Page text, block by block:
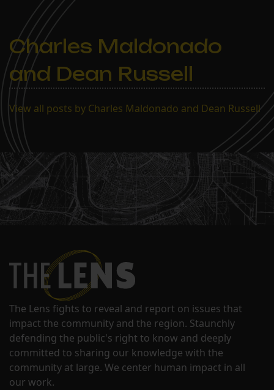
Charles Maldonado
and Dean Russell
View all posts by Charles Maldonado and Dean Russell
The Lens fights to reveal and report on issues that
impact the community and the region. Staunchly
defending the public's right to know and deeply
committed to sharing our knowledge with the
community at large. We center human impact in all
our work.